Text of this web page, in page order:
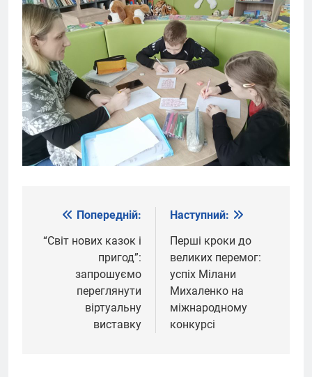
Навігація
записів
Попередній:
“Світ нових казок і
пригод”:
запрошуємо
переглянути
віртуальну
виставку
Наступний:
Перші кроки до
великих перемог:
успіх Мілани
Михаленко на
міжнародному
конкурсі